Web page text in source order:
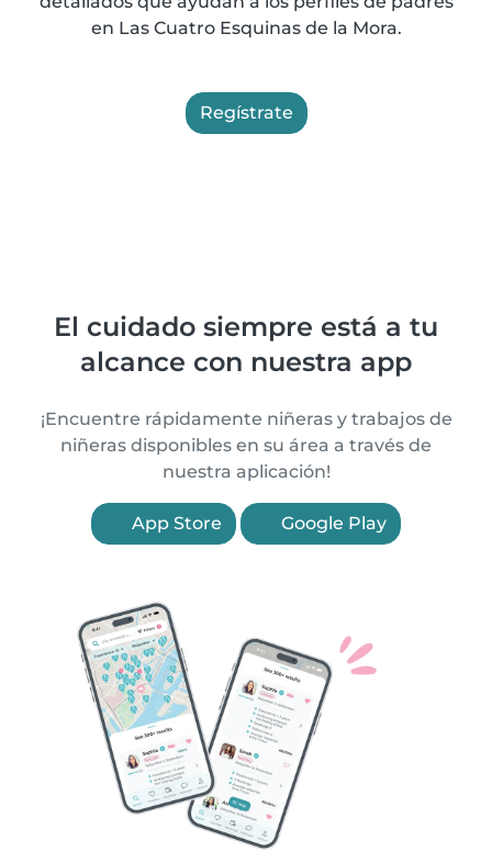
en Las Cuatro Esquinas de la Mora.
Regístrate
El cuidado siempre está a tu
alcance con nuestra app
¡Encuentre rápidamente niñeras y trabajos de
niñeras disponibles en su área a través de
nuestra aplicación!
App Store Google Play